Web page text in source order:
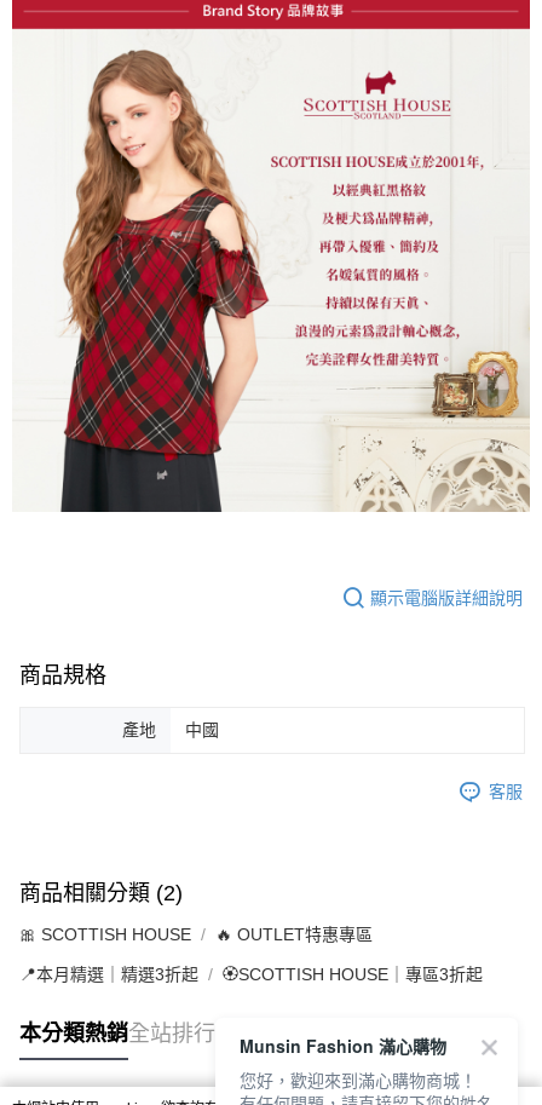
顯示電腦版詳細說明
商品規格
產地 中國
客服
商品相關分類 (2)
🎀 SCOTTISH HOUSE 🔥 OUTLET特惠專區
📍本月精選｜精選3折起 🏵️SCOTTISH HOUSE｜專區3折起
本分類熱銷全站排行
Munsin Fashion 滿心購物
您好，歡迎來到滿心購物商城！